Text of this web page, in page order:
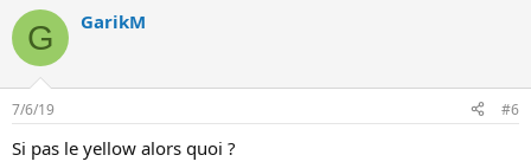
G GarikM
7/6/19 #6
Si pas le yellow alors quoi ?